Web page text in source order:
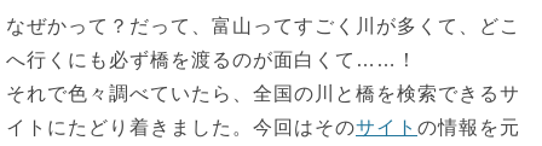
なぜかって？だって、富山ってすごく川が多くて、どこ
へ行くにも必ず橋を渡るのが面白くて……！
それで色々調べていたら、全国の川と橋を検索できるサ
イトにたどり着きました。今回はそのサイト の情報を元